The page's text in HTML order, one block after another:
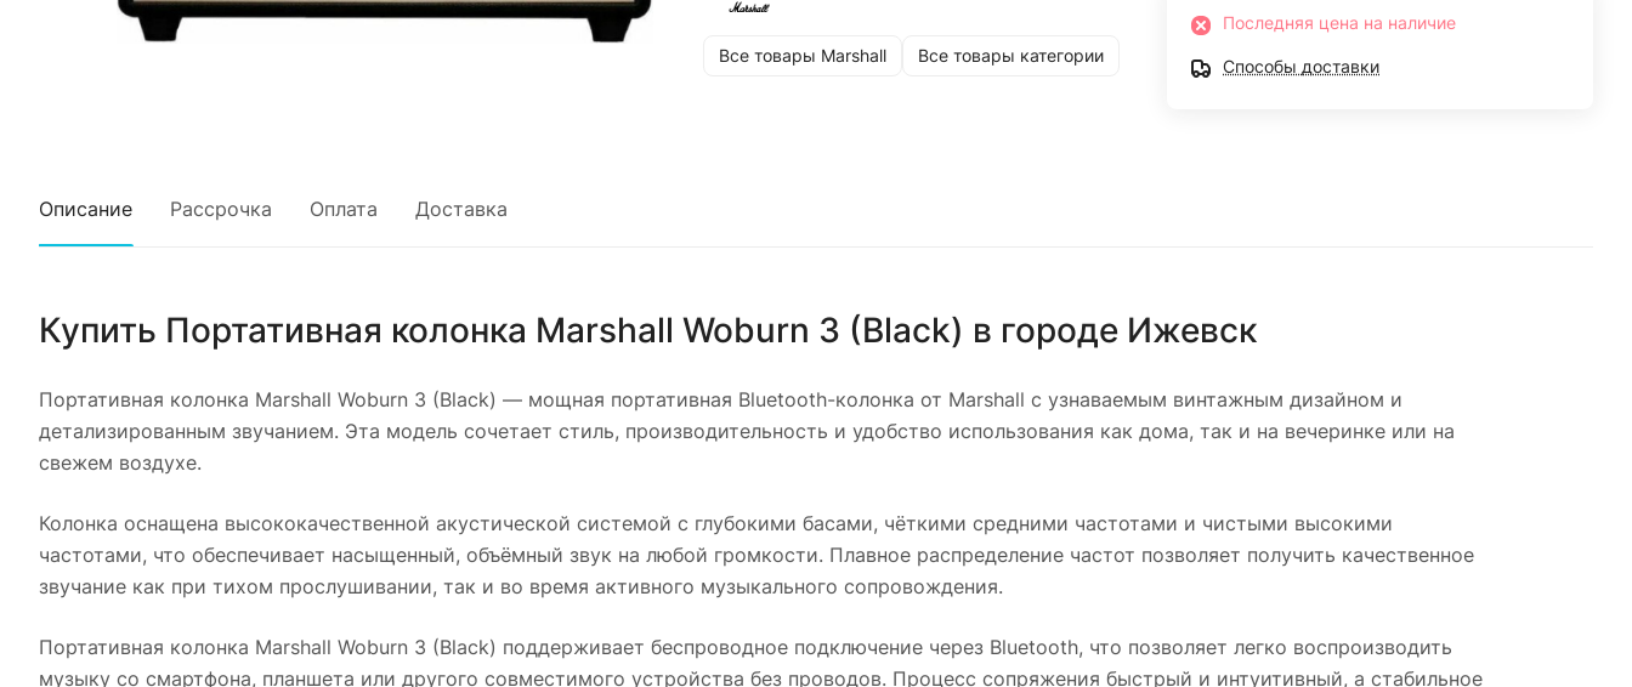
Все товары Marshall Все товары категории
Последняя цена на наличие
Способы доставки
Описание Рассрочка Оплата Доставка
Купить Портативная колонка Marshall Woburn 3 (Black) в городе Ижевск
Портативная колонка Marshall Woburn 3 (Black) — мощная портативная Bluetooth-колонка от Marshall с узнаваемым винтажным дизайном и
детализированным звучанием. Эта модель сочетает стиль, производительность и удобство использования как дома, так и на вечеринке или на
свежем воздухе.
Колонка оснащена высококачественной акустической системой с глубокими басами, чёткими средними частотами и чистыми высокими
частотами, что обеспечивает насыщенный, объёмный звук на любой громкости. Плавное распределение частот позволяет получить качественное
звучание как при тихом прослушивании, так и во время активного музыкального сопровождения.
Портативная колонка Marshall Woburn 3 (Black) поддерживает беспроводное подключение через Bluetooth, что позволяет легко воспроизводить
музыку со смартфона, планшета или другого совместимого устройства без проводов. Процесс сопряжения быстрый и интуитивный, а стабильное